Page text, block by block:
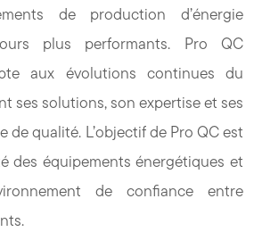
de production d’énergie
plus performants. Pro QC
aux évolutions continues du
ses solutions, son expertise et ses
de qualité. L’objectif de Pro QC est
des équipements énergétiques et
de confiance entre